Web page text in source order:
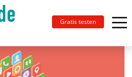
Gratis testen